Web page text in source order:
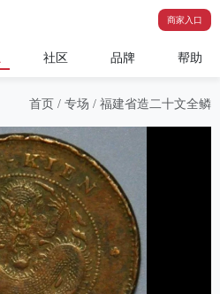
商家入口
社区 品牌 帮助
首页 / 专场 / 福建省造二十文全鳞